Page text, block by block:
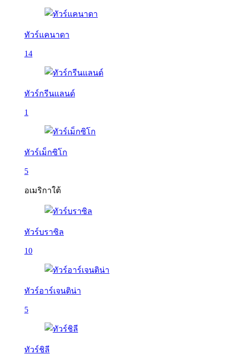
ทัวร์แคนาดา
14
ทัวร์กรีนแลนด์
1
ทัวร์เม็กซิโก
5
อเมริกาใต้
ทัวร์บราซิล
10
ทัวร์อาร์เจนติน่า
5
ทัวร์ชิลี